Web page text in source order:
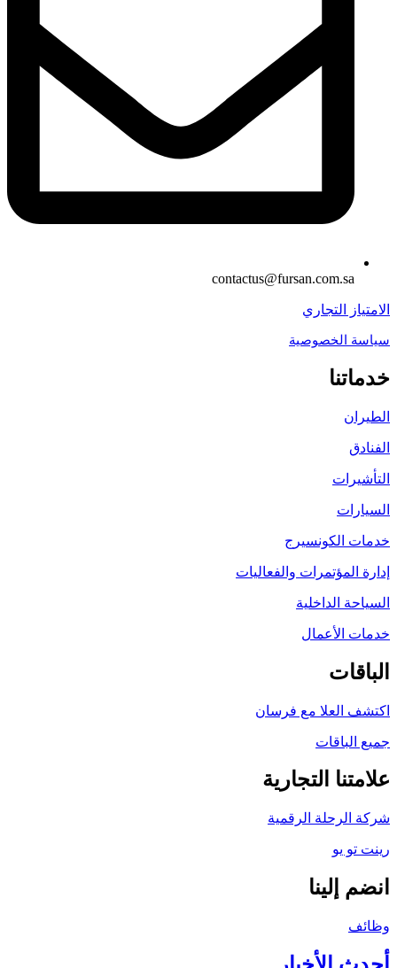
contactus@fursan.com.sa
الامتياز التجاري
سياسة الخصوصية
خدماتنا
الطيران
الفنادق
التأشيرات
السيارات
خدمات الكونسيرج
إدارة المؤتمرات والفعاليات
السياحة الداخلية
خدمات الأعمال
الباقات
اكتشف العلا مع فرسان
جميع الباقات
علامتنا التجارية
شركة الرحلة الرقمية
رينت تو يو
انضم إلينا
وظائف